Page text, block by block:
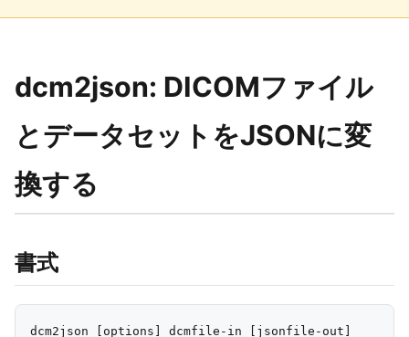
dcm2json: DICOMファイル
とデータセットをJSONに変
換する
書式